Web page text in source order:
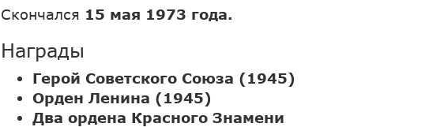
Скончался 15 мая 1973 года.
Награды
Герой Советского Союза (1945)
Орден Ленина (1945)
Два ордена Красного Знамени